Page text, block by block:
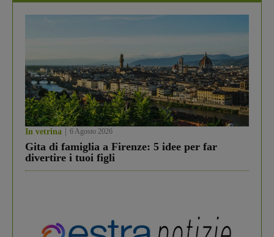
In vetrina 6 Agosto 2026
Gita di famiglia a Firenze: 5 idee per far
divertire i tuoi figli